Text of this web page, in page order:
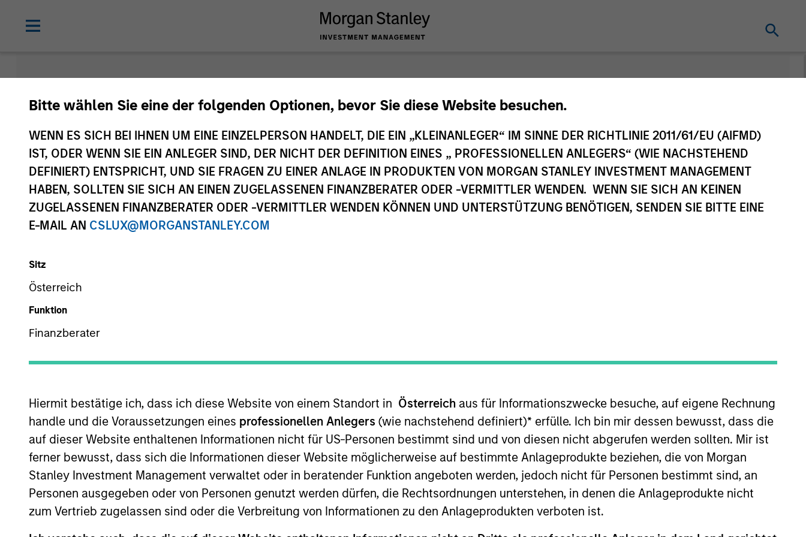
Bitte wählen Sie eine der folgenden Optionen, bevor Sie diese Website besuchen.
WENN ES SICH BEI IHNEN UM EINE EINZELPERSON HANDELT, DIE EIN „KLEINANLEGER“ IM SINNE DER RICHTLINIE 2011/61/EU (AIFMD)
IST, ODER WENN SIE EIN ANLEGER SIND, DER NICHT DER DEFINITION EINES „ PROFESSIONELLEN ANLEGERS“ (WIE NACHSTEHEND
DEFINIERT) ENTSPRICHT, UND SIE FRAGEN ZU EINER ANLAGE IN PRODUKTEN VON MORGAN STANLEY INVESTMENT MANAGEMENT
HABEN, SOLLTEN SIE SICH AN EINEN ZUGELASSENEN FINANZBERATER ODER -VERMITTLER WENDEN. WENN SIE SICH AN KEINEN
ZUGELASSENEN FINANZBERATER ODER -VERMITTLER WENDEN KÖNNEN UND UNTERSTÜTZUNG BENÖTIGEN, SENDEN SIE BITTE EINE
E-MAIL AN CSLUX@MORGANSTANLEY.COM
Sitz
Österreich
Funktion
Finanzberater
Hiermit bestätige ich, dass ich diese Website von einem Standort in Österreich aus für Informationszwecke besuche, auf eigene Rechnung
handle und die Voraussetzungen eines professionellen Anlegers (wie nachstehend definiert)* erfülle. Ich bin mir dessen bewusst, dass die
auf dieser Website enthaltenen Informationen nicht für US-Personen bestimmt sind und von diesen nicht abgerufen werden sollten. Mir ist
ferner bewusst, dass sich die Informationen dieser Website möglicherweise auf bestimmte Anlageprodukte beziehen, die von Morgan
Stanley Investment Management verwaltet oder in beratender Funktion angeboten werden, jedoch nicht für Personen bestimmt sind, an
Personen ausgegeben oder von Personen genutzt werden dürfen, die Rechtsordnungen unterstehen, in denen die Anlageprodukte nicht
zum Vertrieb zugelassen sind oder die Verbreitung von Informationen zu den Anlageprodukten verboten ist.
Morgan Stanley Investment
Funds
Die Wertentwicklung in der Vergangenheit ist kein verlässlicher Indikator für die künftige Wertentwicklung. Die Rendite kann infolge von Währungsschwankungen steigen oder
sinken. Alle Performanceangaben werden auf Basis der Nettoinventarwerte (NIW) berechnet. Alle Performance- und Index-Daten stammen von Morgan Stanley Investment
Management.
Klicken Sie auf den Fondsnamen, um Informationen über die Renditen des Kalenderjahres zu erhalten.